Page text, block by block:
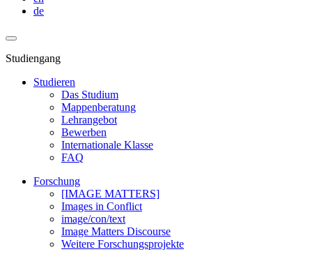
de
Studiengang
Studieren
Das Studium
Mappenberatung
Lehrangebot
Bewerben
Internationale Klasse
FAQ
Forschung
[IMAGE MATTERS]
Images in Conflict
image/con/text
Image Matters Discourse
Weitere Forschungsprojekte